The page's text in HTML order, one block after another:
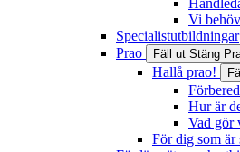
Vi
Specialistutbildningar
Prao
Fäll ut Stäng
Hallå prao!
Hur är
Vad gör
För dig som är